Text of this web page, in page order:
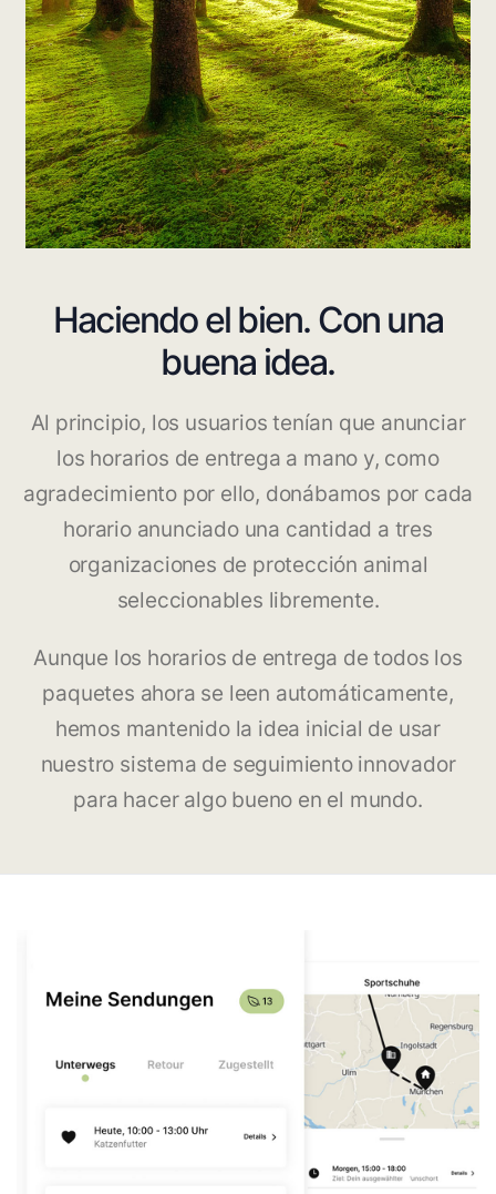
Haciendo el bien. Con una
buena idea.
Al principio, los usuarios tenían que anunciar
los horarios de entrega a mano y, como
agradecimiento por ello, donábamos por cada
horario anunciado una cantidad a tres
organizaciones de protección animal
seleccionables libremente.
Aunque los horarios de entrega de todos los
paquetes ahora se leen automáticamente,
hemos mantenido la idea inicial de usar
nuestro sistema de seguimiento innovador
para hacer algo bueno en el mundo.